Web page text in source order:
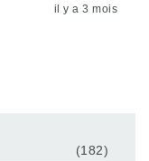
il y a 3 mois
(182)